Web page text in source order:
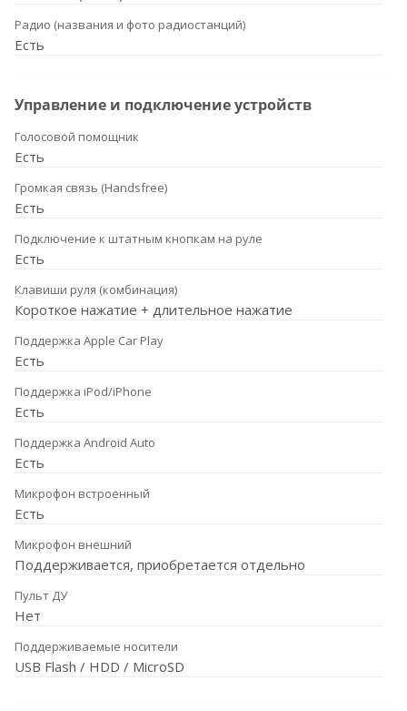
Радио (названия и фото радиостанций)
Есть
Управление и подключение устройств
Голосовой помощник
Есть
Громкая связь (Handsfree)
Есть
Подключение к штатным кнопкам на руле
Есть
Клавиши руля (комбинация)
Короткое нажатие + длительное нажатие
Поддержка Apple Car Play
Есть
Поддержка iPod/iPhone
Есть
Поддержка Android Auto
Есть
Микрофон встроенный
Есть
Микрофон внешний
Поддерживается, приобретается отдельно
Пульт ДУ
Нет
Поддерживаемые носители
USB Flash / HDD / MicroSD